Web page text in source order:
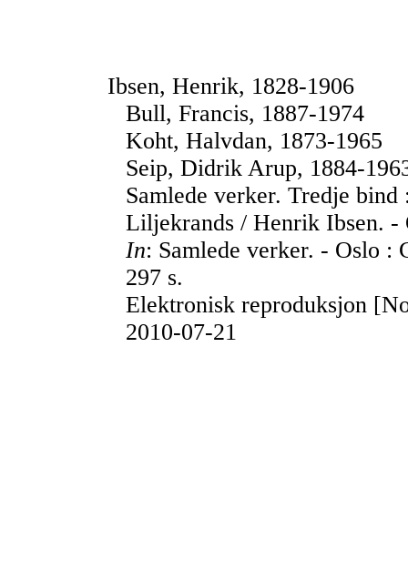
Ibsen, Henrik, 1828-1906
Bull, Francis, 1887-1974
Koht, Halvdan, 1873-1965
Seip, Didrik Arup, 1884-
Samlede verker. Tredje
Liljekrands / Henrik Ibsen. -
In: Samlede verker. - Oslo :
297 s.
Elektronisk reproduksjon
2010-07-21